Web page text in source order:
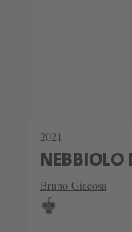
2021
NEBBIOLO
Bruno Giacosa